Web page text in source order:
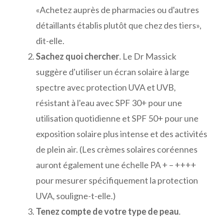
«Achetez auprès de pharmacies ou d'autres
détaillants établis plutôt que chez des tiers»,
dit-elle.
Sachez quoi chercher. Le Dr Massick
suggère d'utiliser un écran solaire à large
spectre avec protection UVA et UVB,
résistant à l'eau avec SPF 30+ pour une
utilisation quotidienne et SPF 50+ pour une
exposition solaire plus intense et des activités
de plein air. (Les crèmes solaires coréennes
auront également une échelle PA + – ++++
pour mesurer spécifiquement la protection
UVA, souligne-t-elle.)
Tenez compte de votre type de peau.